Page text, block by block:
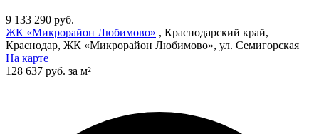
9 133 290 руб.
ЖК «Микрорайон Любимово» , Краснодарский край,
Краснодар, ЖК «Микрорайон Любимово», ул. Семигорская
На карте
128 637 руб. за м²